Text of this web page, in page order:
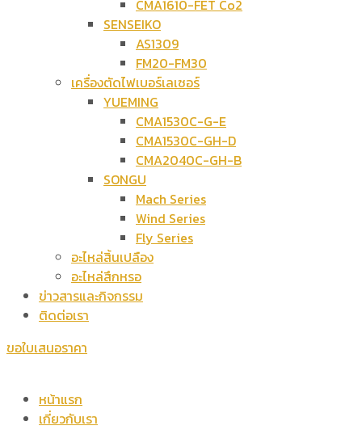
CMA1610-FET Co2
SENSEIKO
AS1309
FM20-FM30
เครื่องตัดไฟเบอร์เลเซอร์
YUEMING
CMA1530C-G-E
CMA1530C-GH-D
CMA2040C-GH-B
SONGU
Mach Series
Wind Series
Fly Series
อะไหล่สิ้นเปลือง
อะไหล่สึกหรอ
ข่าวสารและกิจกรรม
ติดต่อเรา
ขอใบเสนอราคา
หน้าแรก
เกี่ยวกับเรา